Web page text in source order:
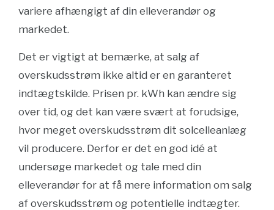
variere afhængigt af din elleverandør og
markedet.
Det er vigtigt at bemærke, at salg af
overskudsstrøm ikke altid er en garanteret
indtægtskilde. Prisen pr. kWh kan ændre sig
over tid, og det kan være svært at forudsige,
hvor meget overskudsstrøm dit solcelleanlæg
vil producere. Derfor er det en god idé at
undersøge markedet og tale med din
elleverandør for at få mere information om salg
af overskudsstrøm og potentielle indtægter.